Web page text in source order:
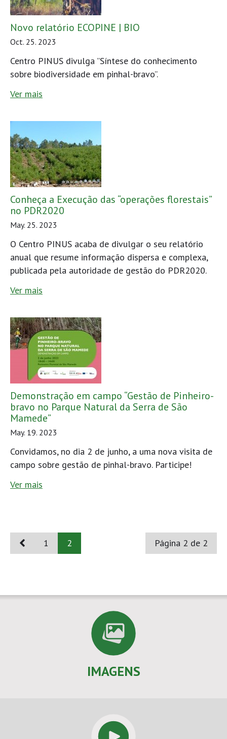
Novo relatório ECOPINE | BIO
Oct. 25. 2023
Centro PINUS divulga ”Síntese do conhecimento
sobre biodiversidade em pinhal-bravo”.
Ver mais
Conheça a Execução das “operações florestais”
no PDR2020
May. 25. 2023
O Centro PINUS acaba de divulgar o seu relatório
anual que resume informação dispersa e complexa,
publicada pela autoridade de gestão do PDR2020.
Ver mais
Demonstração em campo “Gestão de Pinheiro-
bravo no Parque Natural da Serra de São
Mamede”
May. 19. 2023
Convidamos, no dia 2 de junho, a uma nova visita de
campo sobre gestão de pinhal-bravo. Participe!
Ver mais
1 2 Página 2 de 2
IMAGENS